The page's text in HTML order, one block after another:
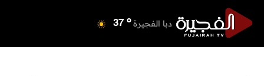
دبا الفجيرة 37 o